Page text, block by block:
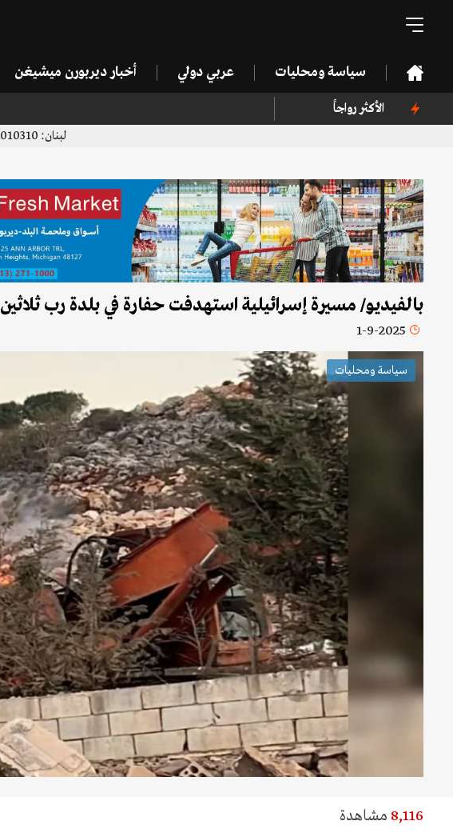
سياسة ومحليات عربي دولي أخبار ديربورن ميشيغن
الأكثر رواجاً
لبنان: 96171010310+ ديربورن: 13137751171+ | 13136996923+
بالفيديو/ مسيرة إسرائيلية استهدفت حفارة في بلدة رب ثلاثين
1-9-2025
سياسة ومحليات
8,116 مشاهدة